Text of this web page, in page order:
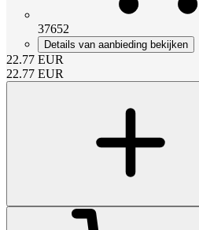
37652
Details van aanbieding bekijken
22.77 EUR
22.77 EUR